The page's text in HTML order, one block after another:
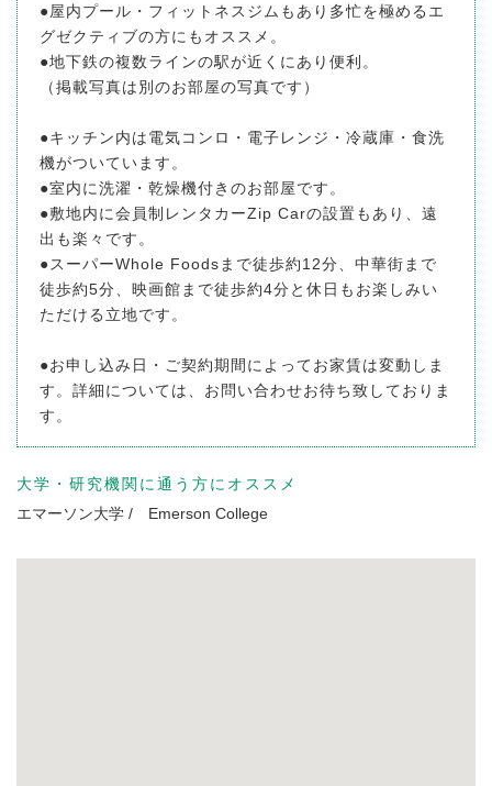
●屋内プール・フィットネスジムもあり多忙を極めるエ
グゼクティブの方にもオススメ。
●地下鉄の複数ラインの駅が近くにあり便利。
（掲載写真は別のお部屋の写真です）
●キッチン内は電気コンロ・電子レンジ・冷蔵庫・食洗
機がついています。
●室内に洗濯・乾燥機付きのお部屋です。
●敷地内に会員制レンタカーZip Carの設置もあり、遠
出も楽々です。
●スーパーWhole Foodsまで徒歩約12分、中華街まで
徒歩約5分、映画館まで徒歩約4分と休日もお楽しみい
ただける立地です。
●お申し込み日・ご契約期間によってお家賃は変動しま
す。詳細については、お問い合わせお待ち致しておりま
す。
大学・研究機関に通う方にオススメ
エマーソン大学 / Emerson College